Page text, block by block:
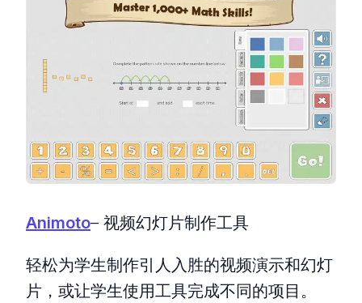
Animoto– 视频幻灯片制作工具
轻松为学生制作引人入胜的视频演示和幻灯
片，或让学生使用工具完成不同的项目。